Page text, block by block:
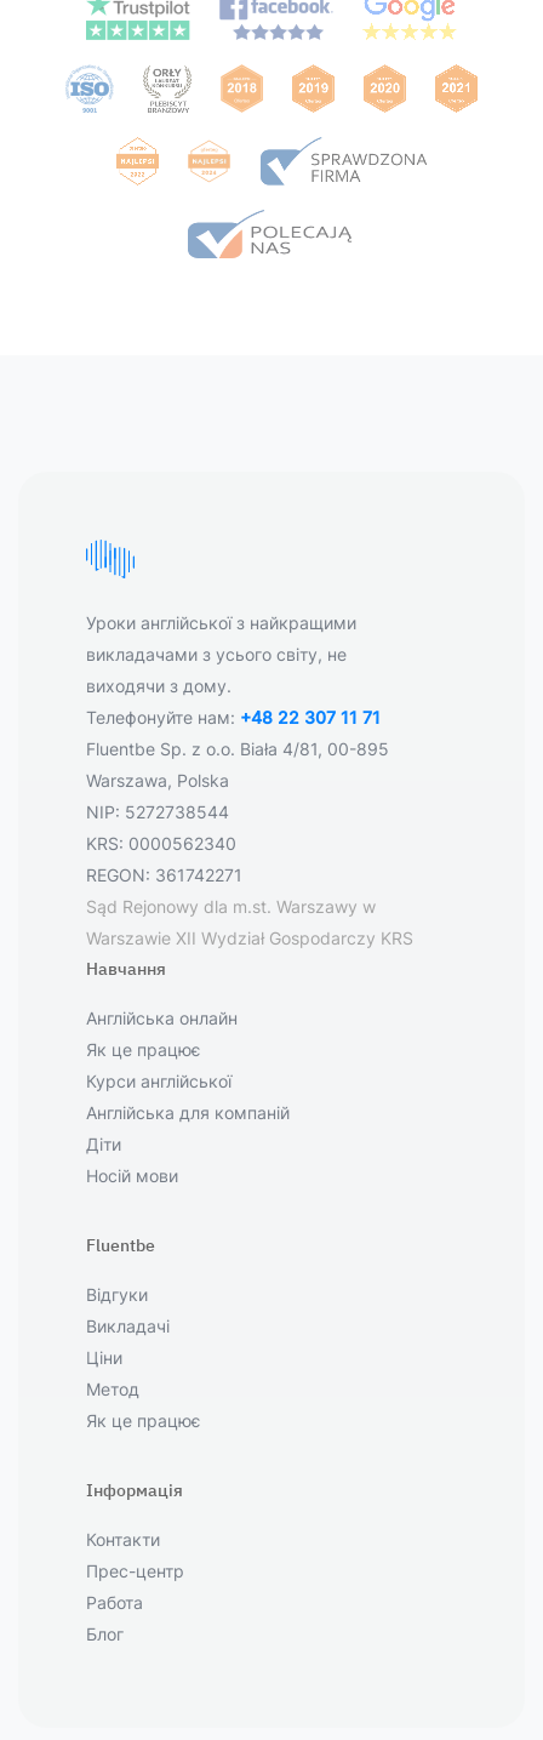
Уроки англійської з найкращими
викладачами з усього світу, не
виходячи з дому.
Телефонуйте нам: +48 22 307 11 71
Fluentbe Sp. z o.o. Biała 4/81, 00-895
Warszawa, Polska
NIP: 5272738544
KRS: 0000562340
REGON: 361742271
Sąd Rejonowy dla m.st. Warszawy w
Warszawie XII Wydział Gospodarczy KRS
Навчання
Англійська онлайн
Як це працює
Курси англійської
Англійська для компаній
Діти
Носій мови
Fluentbe
Відгуки
Викладачі
Ціни
Метод
Як це працює
Інформація
Контакти
Прес-центр
Работа
Блог